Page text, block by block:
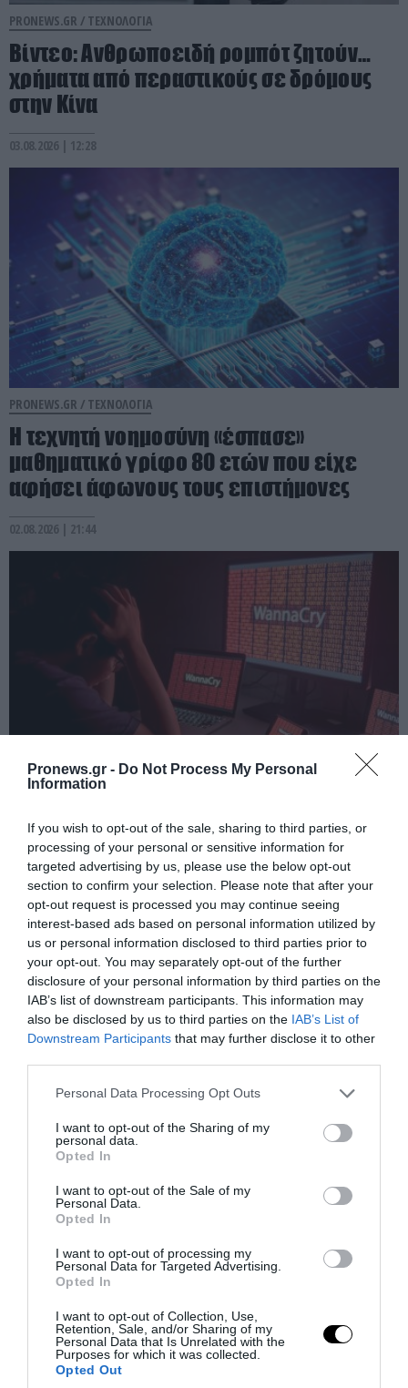
Pronews.gr - Do Not Process My Personal
Information
If you wish to opt-out of the sale, sharing to third parties, or
processing of your personal or sensitive information for
targeted advertising by us, please use the below opt-out
section to confirm your selection. Please note that after your
opt-out request is processed you may continue seeing
interest-based ads based on personal information utilized by
us or personal information disclosed to third parties prior to
your opt-out. You may separately opt-out of the further
disclosure of your personal information by third parties on the
IAB’s list of downstream participants. This information may
also be disclosed by us to third parties on the IAB’s List of
Downstream Participants that may further disclose it to other
Please note that this website/app uses one or more Google
not limited to your visit or usage behaviour. You may click to
grant or deny consent to Google and its third-party tags to
use your data for below specified purposes in below Google
consent section.
Personal Data Processing Opt Outs
I want to opt-out of the Sharing of my
personal data.
Opted In
I want to opt-out of the Sale of my
Personal Data.
Opted In
I want to opt-out of processing my
Personal Data for Targeted Advertising.
Opted In
I want to opt-out of Collection, Use,
Retention, Sale, and/or Sharing of my
Personal Data that Is Unrelated with the
Purposes for which it was collected.
Opted Out
PRONEWS.GR / ΤΕΧΝΟΛΟΓΙΑ
Βίντεο: Ανθρωποειδή ρομπότ ζητούν…
χρήματα από περαστικούς σε δρόμους
στην Κίνα
03.08.2026 | 12:28
PRONEWS.GR / ΤΕΧΝΟΛΟΓΙΑ
Η τεχνητή νοημοσύνη «έσπασε»
μαθηματικό γρίφο 80 ετών που είχε
αφήσει άφωνους τους επιστήμονες
02.08.2026 | 21:44
PRONEWS.GR /ΤΕΧΝΟΛΟΓΙΑ
Οι μεγαλύτερες κυβερνοεπιθέσεις που
σόκαραν τον κόσμο
02.08.2026 | 20:16
PRONEWS.GR /ΤΕΧΝΟΛΟΓΙΑ
W φορτίζει τις συσκευές σας όπου και αν
βρίσκεστε!
01.08.2026 | 17:30